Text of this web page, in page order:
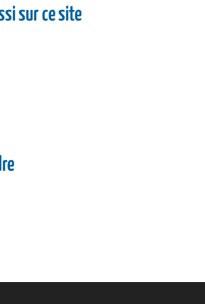
sur ce site